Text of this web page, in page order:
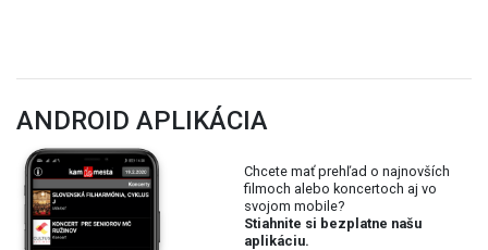
ANDROID APLIKÁCIA
Chcete mať prehľad o najnovších
filmoch alebo koncertoch aj vo
svojom mobile?
Stiahnite si bezplatne našu
aplikáciu.